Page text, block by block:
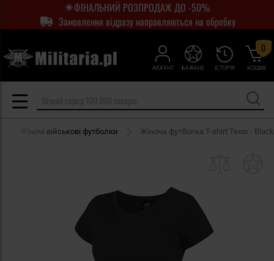
ФІНАЛЬНИЙ РОЗПРОДАЖ ДО -50%
Замовлення відразу направляються на обробку
АКАУНТ ІСТОРІЯ
БАЖАНЕ КОШИК
0
Жіночі військові футболки Жіноча футболка T-shirt Texar - Black